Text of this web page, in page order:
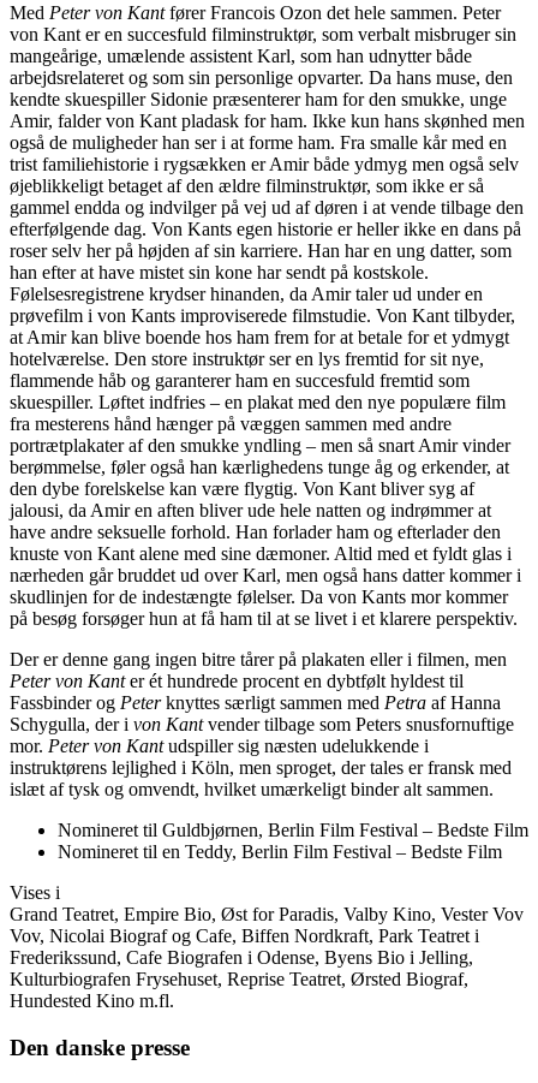
Med Peter von Kantfører Francois Ozon det hele sammen. Peter
von Kant er en succesfuld filminstruktør, som verbalt misbruger sin
mangeårige, umælende assistent Karl, som han udnytter både
arbejdsrelateret og som sin personlige opvarter. Da hans muse, den
kendte skuespiller Sidonie præsenterer ham for den smukke, unge
Amir, falder von Kant pladask for ham. Ikke kun hans skønhed men
også de muligheder han ser i at forme ham. Fra smalle kår med en
trist familiehistorie i rygsækken er Amir både ydmyg men også selv
øjeblikkeligt betaget af den ældre filminstruktør, som ikke er så
gammel endda og indvilger på vej ud af døren i at vende tilbage den
efterfølgende dag. Von Kants egen historie er heller ikke en dans på
roser selv her på højden af sin karriere. Han har en ung datter, som
han efter at have mistet sin kone har sendt på kostskole.
Følelsesregistrene krydser hinanden, da Amir taler ud under en
prøvefilm i von Kants improviserede filmstudie. Von Kant tilbyder,
at Amir kan blive boende hos ham frem for at betale for et ydmygt
hotelværelse. Den store instruktør ser en lys fremtid for sit nye,
flammende håb og garanterer ham en succesfuld fremtid som
skuespiller. Løftet indfries – en plakat med den nye populære film
fra mesterens hånd hænger på væggen sammen med andre
portrætplakater af den smukke yndling – men så snart Amir vinder
berømmelse, føler også han kærlighedens tunge åg og erkender, at
den dybe forelskelse kan være flygtig. Von Kant bliver syg af
jalousi, da Amir en aften bliver ude hele natten og indrømmer at
have andre seksuelle forhold. Han forlader ham og efterlader den
knuste von Kant alene med sine dæmoner. Altid med et fyldt glas i
nærheden går bruddet ud over Karl, men også hans datter kommer i
skudlinjen for de indestængte følelser. Da von Kants mor kommer
på besøg forsøger hun at få ham til at se livet i et klarere perspektiv.
Der er denne gang ingen bitre tårer på plakaten eller i filmen, men
Peter von Kanter ét hundrede procent en dybtfølt hyldest til
Fassbinder og Peterknyttes særligt sammen med Petra af Hanna
Schygulla, der i von Kantvender tilbage som Peters snusfornuftige
mor. Peter von Kantudspiller sig næsten udelukkende i
instruktørens lejlighed i Köln, men sproget, der tales er fransk med
islæt af tysk og omvendt, hvilket umærkeligt binder alt sammen.
Nomineret til Guldbjørnen, Berlin Film Festival – Bedste Film
Nomineret til en Teddy, Berlin Film Festival – Bedste Film
Vises i
Grand Teatret, Empire Bio, Øst for Paradis, Valby Kino, Vester Vov
Vov, Nicolai Biograf og Cafe, Biffen Nordkraft, Park Teatret i
Frederikssund, Cafe Biografen i Odense, Byens Bio i Jelling,
Kulturbiografen Frysehuset, Reprise Teatret, Ørsted Biograf,
Hundested Kino m.fl.
Den danske presse